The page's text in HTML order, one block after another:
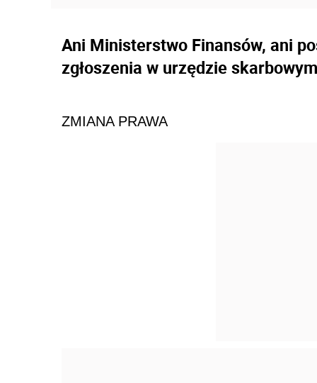
Ani Ministerstwo Finansów, ani
zgłoszenia w urzędzie
ZMIANA PRAWA